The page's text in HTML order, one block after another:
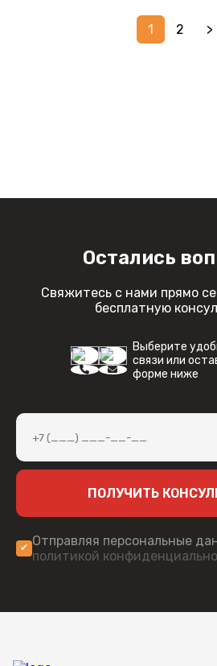
1 2 >
Остались
Свяжитесь с нами прямо
бесплатную
Выберите
связи или
форме ниже
ПОЛУЧИТЬ
Отправляя персональные
политикой